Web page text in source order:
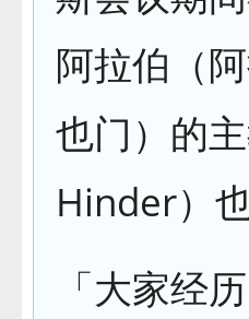
阿拉伯（
也门）的
Hinder）
「大家经